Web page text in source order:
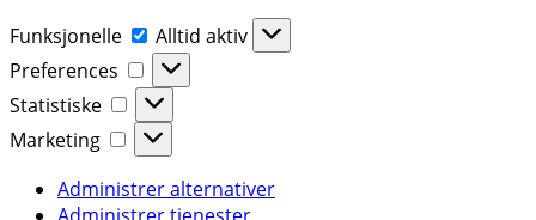
Funksjonelle
Funksjonelle
Alltid aktiv
Preferences
Preferences
Statistiske
Statistiske
Marketing
Marketing
Administrer alternativer